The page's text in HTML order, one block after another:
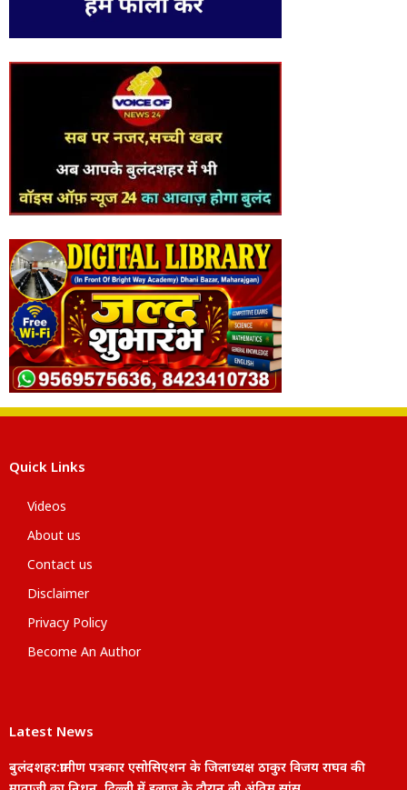
Quick Links
Videos
About us
Contact us
Disclaimer
Privacy Policy
Become An Author
Latest News
बुलंदशहर:ग्रामीण पत्रकार एसोसिएशन के जिलाध्यक्ष ठाकुर विजय राघव की